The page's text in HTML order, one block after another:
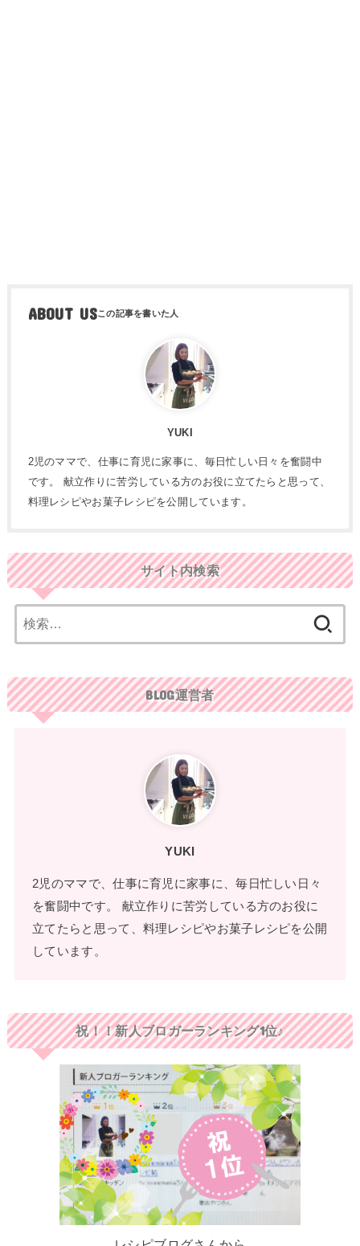
ABOUT US
YUKI
2児のママで、仕事に育児に家事に、毎日忙しい日々を奮闘中
です。 献立作りに苦労している方のお役に立てたらと思って、
料理レシピやお菓子レシピを公開しています。
サイト内検索
索:
BLOG運営者
YUKI
2児のママで、仕事に育児に家事に、毎日忙しい日々
を奮闘中です。 献立作りに苦労している方のお役に
立てたらと思って、料理レシピやお菓子レシピを公開
しています。
祝！！新人ブロガーランキング1位♪